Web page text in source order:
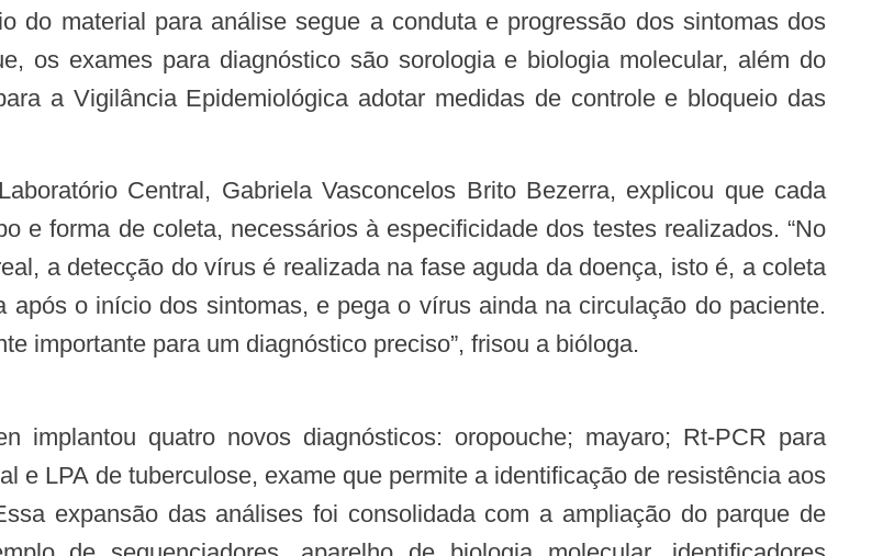
do material para análise segue a conduta e progressão dos sintomas dos
os exames para diagnóstico são sorologia e biologia molecular, além do
a Vigilância Epidemiológica adotar medidas de controle e bloqueio das
e forma de coleta, necessários à especificidade dos testes realizados. “No
a detecção do vírus é realizada na fase aguda da doença, isto é, a coleta
o início dos sintomas, e pega o vírus ainda na circulação do paciente.
importante para um diagnóstico preciso”, frisou a bióloga.
implantou quatro novos diagnósticos: oropouche; mayaro; Rt-PCR para
e LPA de tuberculose, exame que permite a identificação de resistência aos
expansão das análises foi consolidada com a ampliação do parque de